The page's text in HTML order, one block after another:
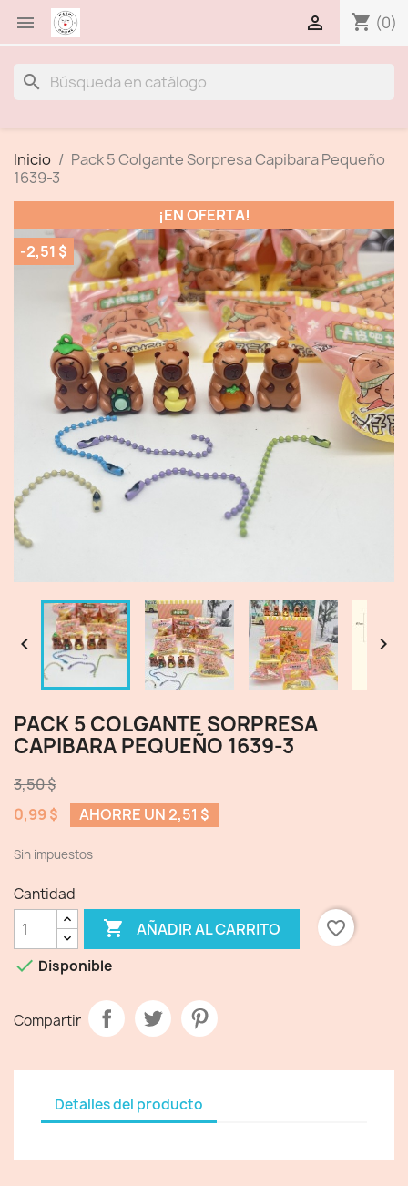
 shopping_cart (0)

search
Inicio
Pack 5 Colgante Sorpresa Capibara Pequeño
1639-3
¡EN OFERTA!
-2,51 $
 
PACK 5 COLGANTE SORPRESA
CAPIBARA PEQUEÑO 1639-3
3,50 $
0,99 $
AHORRE UN 2,51 $
Sin impuestos
Cantidad
 AÑADIR AL CARRITO
favorite_border
 Disponible
Compartir
Detalles del producto